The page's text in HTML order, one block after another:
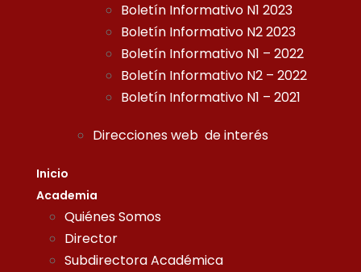
Boletín Informativo N1 2023
Boletín Informativo N2 2023
Boletín Informativo N1 – 2022
Boletín Informativo N2 – 2022
Boletín Informativo N1 – 2021
Direcciones web de interés
Inicio
Academia
Quiénes Somos
Director
Subdirectora Académica